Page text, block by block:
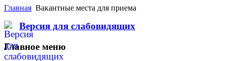
Главная Вакантные места для приема
Версия для слабовидящих
Главное меню